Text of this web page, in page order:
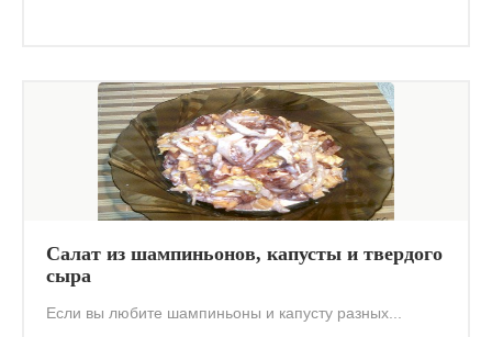
Салат из шампиньонов, капусты и твердого
сыра
Если вы любите шампиньоны и капусту разных...